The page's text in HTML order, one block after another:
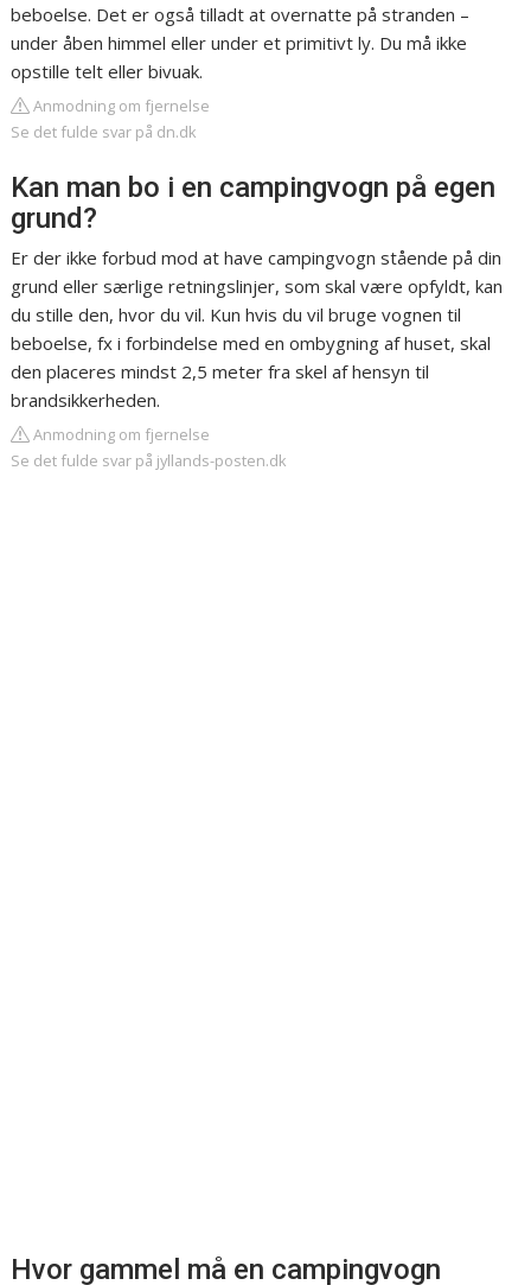
beboelse. Det er også tilladt at overnatte på stranden –
under åben himmel eller under et primitivt ly. Du må ikke
opstille telt eller bivuak.
Anmodning om fjernelse
Se det fulde svar på dn.dk
Kan man bo i en campingvogn på egen
grund?
Er der ikke forbud mod at have campingvogn stående på din
grund eller særlige retningslinjer, som skal være opfyldt, kan
du stille den, hvor du vil. Kun hvis du vil bruge vognen til
beboelse, fx i forbindelse med en ombygning af huset, skal
den placeres mindst 2,5 meter fra skel af hensyn til
brandsikkerheden.
Anmodning om fjernelse
Se det fulde svar på jyllands-posten.dk
Hvor gammel må en campingvogn